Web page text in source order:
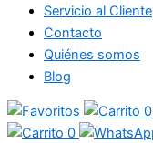
Servicio al Cliente
Contacto
Quiénes somos
Blog
0
0